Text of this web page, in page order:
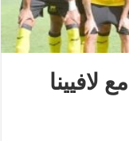
لافيينا